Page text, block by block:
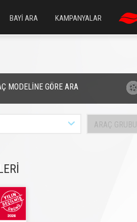
BAYİ ARA KAMPANYALAR
MODELİNE GÖRE ARA
ARAÇ GRUBU